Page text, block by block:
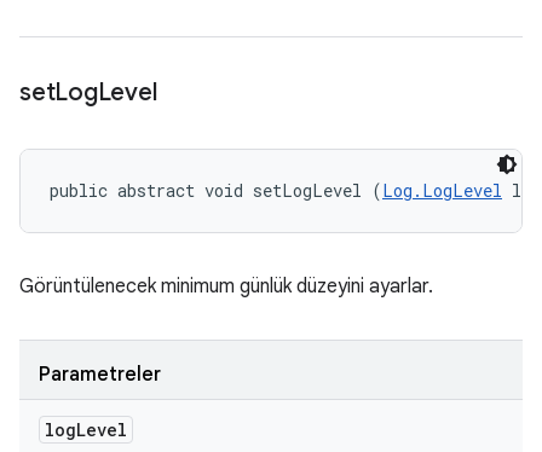
setLogLevel
public abstract void setLogLevel (Log.LogLevel
Görüntülenecek minimum günlük düzeyini ayarlar.
Parametreler
logLevel